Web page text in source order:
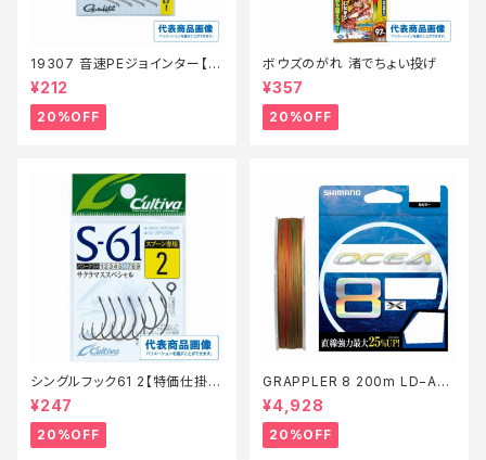
19307 音速PEジョインター【特
価仕掛】【20】
¥212
20%OFF
ボウズのがれ 渚でちょい投げ
¥357
20%OFF
シングルフック61 2【特価仕掛】
【20】
¥247
20%OFF
GRAPPLER 8 200m LD−A61
S 5色 8【特価仕掛】【20】
¥4,928
20%OFF